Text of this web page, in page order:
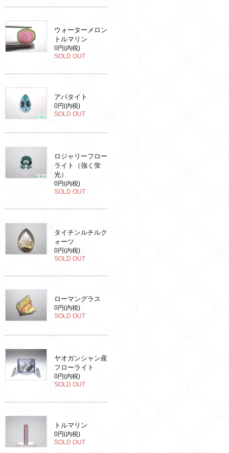
ウォーターメロン
トルマリン
0円(内税)
SOLD OUT
アパタイト
0円(内税)
SOLD OUT
ロジャリーフロー
ライト（強く蛍
光）
0円(内税)
SOLD OUT
タイチンルチルク
ォーツ
0円(内税)
SOLD OUT
ローマングラス
0円(内税)
SOLD OUT
ヤオガンシャン産
フローライト
0円(内税)
SOLD OUT
トルマリン
0円(内税)
SOLD OUT